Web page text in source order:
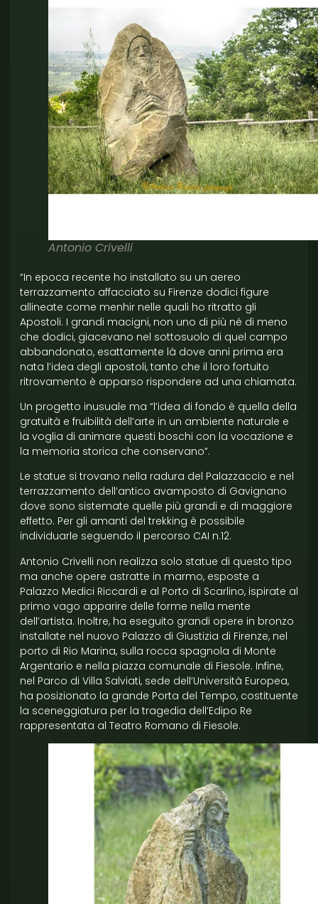
Antonio Crivelli
“In epoca recente ho installato su un aereo
terrazzamento affacciato su Firenze dodici figure
allineate come menhir nelle quali ho ritratto gli
Apostoli. I grandi macigni, non uno di più né di meno
che dodici, giacevano nel sottosuolo di quel campo
abbandonato, esattamente là dove anni prima era
nata l’idea degli apostoli, tanto che il loro fortuito
ritrovamento è apparso rispondere ad una chiamata.
Un progetto inusuale ma “l’idea di fondo è quella della
gratuità e fruibilità dell’arte in un ambiente naturale e
la voglia di animare questi boschi con la vocazione e
la memoria storica che conservano”.
Le statue si trovano nella radura del Palazzaccio e nel
terrazzamento dell’antico avamposto di Gavignano
dove sono sistemate quelle più grandi e di maggiore
effetto. Per gli amanti del trekking è possibile
individuarle seguendo il percorso CAI n.12.
Antonio Crivelli non realizza solo statue di questo tipo
ma anche opere astratte in marmo, esposte a
Palazzo Medici Riccardi e al Porto di Scarlino, ispirate al
primo vago apparire delle forme nella mente
dell’artista. Inoltre, ha eseguito grandi opere in bronzo
installate nel nuovo Palazzo di Giustizia di Firenze, nel
porto di Rio Marina, sulla rocca spagnola di Monte
Argentario e nella piazza comunale di Fiesole. Infine,
nel Parco di Villa Salviati, sede dell’Università Europea,
ha posizionato la grande Porta del Tempo, costituente
la sceneggiatura per la tragedia dell’Edipo Re
rappresentata al Teatro Romano di Fiesole.